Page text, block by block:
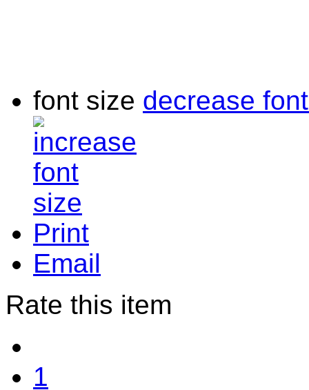
font size decrease
Print
Email
Rate this item
1